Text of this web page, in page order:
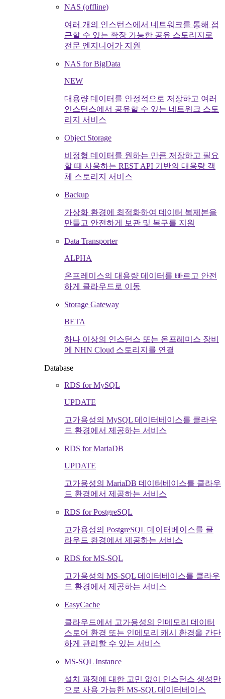
NAS (offline)
여러 개의 인스턴스에서 네트워크를 통해 접
근할 수 있는 확장 가능한 공유 스토리지로
전문 엔지니어가 지원
NAS for BigData
NEW
대용량 데이터를 안정적으로 저장하고 여러
인스턴스에서 공유할 수 있는 네트워크 스토
리지 서비스
Object Storage
비정형 데이터를 원하는 만큼 저장하고 필요
할 때 사용하는 REST API 기반의 대용량 객
체 스토리지 서비스
Backup
가상화 환경에 최적화하여 데이터 복제본을
만들고 안전하게 보관 및 복구를 지원
Data Transporter
ALPHA
온프레미스의 대용량 데이터를 빠르고 안전
하게 클라우드로 이동
Storage Gateway
BETA
하나 이상의 인스턴스 또는 온프레미스 장비
에 NHN Cloud 스토리지를 연결
Database
RDS for MySQL
UPDATE
고가용성의 MySQL 데이터베이스를 클라우
드 환경에서 제공하는 서비스
RDS for MariaDB
UPDATE
고가용성의 MariaDB 데이터베이스를 클라우
드 환경에서 제공하는 서비스
RDS for PostgreSQL
고가용성의 PostgreSQL 데이터베이스를 클
라우드 환경에서 제공하는 서비스
RDS for MS-SQL
고가용성의 MS-SQL 데이터베이스를 클라우
드 환경에서 제공하는 서비스
EasyCache
클라우드에서 고가용성의 인메모리 데이터
스토어 환경 또는 인메모리 캐시 환경을 간단
하게 관리할 수 있는 서비스
MS-SQL Instance
설치 과정에 대한 고민 없이 인스턴스 생성만
으로 사용 가능한 MS-SQL 데이터베이스